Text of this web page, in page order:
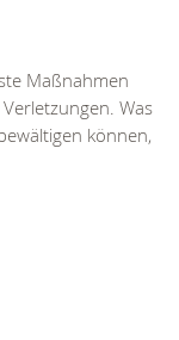
Maßnahmen
Was
können,